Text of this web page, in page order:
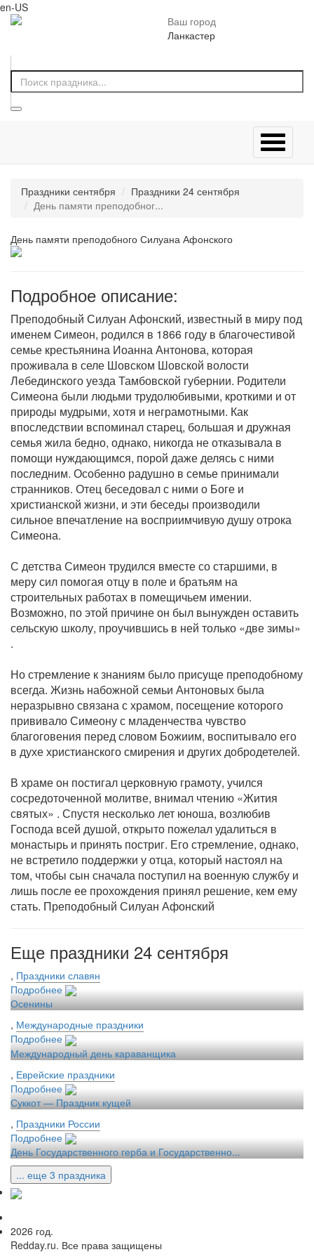
en-US
Ваш город
Ланкастер
Праздники сентября
Праздники 24 сентября
День памяти преподобног...
День памяти преподобного Силуана Афонского
Подробное описание:
Преподобный Силуан Афонский, известный в миру под
именем Симеон, родился в 1866 году в благочестивой
семье крестьянина Иоанна Антонова, которая
проживала в селе Шовском Шовской волости
Лебединского уезда Тамбовской губернии. Родители
Симеона были людьми трудолюбивыми, кроткими и от
природы мудрыми, хотя и неграмотными. Как
впоследствии вспоминал старец, большая и дружная
семья жила бедно, однако, никогда не отказывала в
помощи нуждающимся, порой даже делясь с ними
последним. Особенно радушно в семье принимали
странников. Отец беседовал с ними о Боге и
христианской жизни, и эти беседы производили
сильное впечатление на восприимчивую душу отрока
Симеона.
С детства Симеон трудился вместе со старшими, в
меру сил помогая отцу в поле и братьям на
строительных работах в помещичьем имении.
Возможно, по этой причине он был вынужден оставить
сельскую школу, проучившись в ней только «две зимы»
.
Но стремление к знаниям было присуще преподобному
всегда. Жизнь набожной семьи Антоновых была
неразрывно связана с храмом, посещение которого
прививало Симеону с младенчества чувство
благоговения перед словом Божиим, воспитывало его
в духе христианского смирения и других добродетелей.
В храме он постигал церковную грамоту, учился
сосредоточенной молитве, внимал чтению «Жития
святых» . Спустя несколько лет юноша, возлюбив
Господа всей душой, открыто пожелал удалиться в
монастырь и принять постриг. Его стремление, однако,
не встретило поддержки у отца, который настоял на
том, чтобы сын сначала поступил на военную службу и
лишь после ее прохождения принял решение, кем ему
стать. Преподобный Силуан Афонский
Еще праздники 24 сентября
, Праздники славян
Подробнее
Осенины
, Международные праздники
Подробнее
Международный день караванщика
, Еврейские праздники
Подробнее
Суккот — Праздник кущей
, Праздники России
Подробнее
День Государственного герба и Государственно...
... еще 3 праздника
2026 год.
Redday.ru. Все права защищены